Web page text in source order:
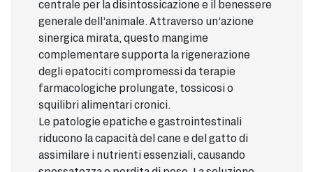
centrale per la disintossicazione e il benessere
generale dell’animale. Attraverso un’azione
sinergica mirata, questo mangime
complementare supporta la rigenerazione
degli epatociti compromessi da terapie
farmacologiche prolungate, tossicosi o
squilibri alimentari cronici.
Le patologie epatiche e gastrointestinali
riducono la capacità del cane e del gatto di
assimilare i nutrienti essenziali, causando